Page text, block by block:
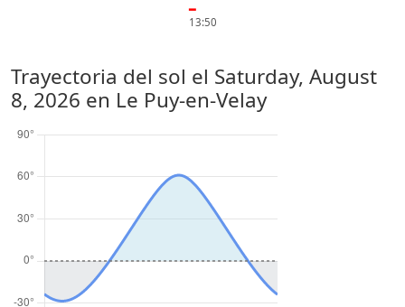
━
13:50
Trayectoria del sol el Saturday, August
8, 2026 en Le Puy-en-Velay